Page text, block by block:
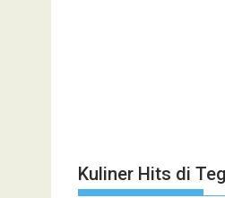
Kuliner Hits di